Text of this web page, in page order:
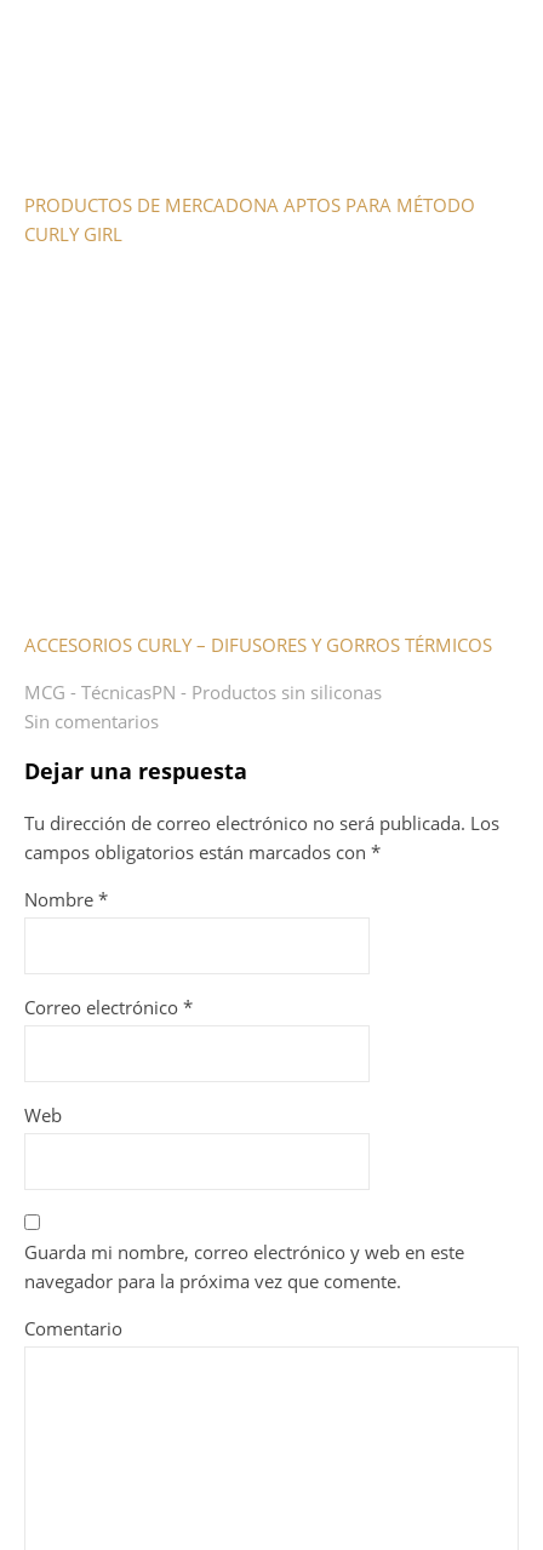
PRODUCTOS DE MERCADONA APTOS PARA MÉTODO
CURLY GIRL
ACCESORIOS CURLY – DIFUSORES Y GORROS TÉRMICOS
MCG - TécnicasPN - Productos sin siliconas
Sin comentarios
Dejar una respuesta
Tu dirección de correo electrónico no será publicada. Los
campos obligatorios están marcados con *
Nombre *
Correo electrónico *
Web
Guarda mi nombre, correo electrónico y web en este
navegador para la próxima vez que comente.
Comentario